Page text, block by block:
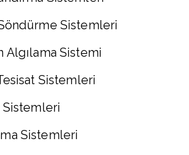
Sistemleri
Algılama Sistemi
Sistemleri
Sistemleri
Sistemleri